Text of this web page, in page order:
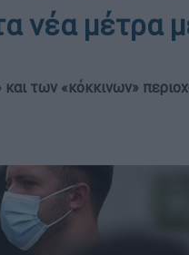
νέα μέτρα
των «κόκκινων»